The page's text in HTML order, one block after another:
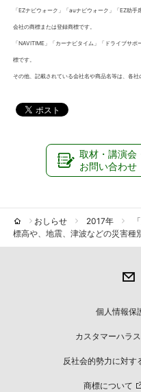
「EZナビウォーク」「auナビウォーク」「EZ助
会社の商標または登録商標です。
「NAVITIME」「カーナビタイム」「ドライブサ
標です。
その他、記載されている会社名や商品名等は、各社
取材・講演会
お問い合わせ
おしらせ 2017年
標高や、地震、津波などの災害種
個人情報保
カスタマーハラ
反社会的勢力に対す
商標について